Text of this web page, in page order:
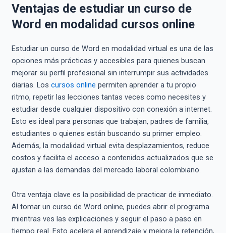
Ventajas de estudiar un curso de
Word en modalidad cursos online
Estudiar un curso de Word en modalidad virtual es una de las
opciones más prácticas y accesibles para quienes buscan
mejorar su perfil profesional sin interrumpir sus actividades
diarias. Los cursos online permiten aprender a tu propio
ritmo, repetir las lecciones tantas veces como necesites y
estudiar desde cualquier dispositivo con conexión a internet.
Esto es ideal para personas que trabajan, padres de familia,
estudiantes o quienes están buscando su primer empleo.
Además, la modalidad virtual evita desplazamientos, reduce
costos y facilita el acceso a contenidos actualizados que se
ajustan a las demandas del mercado laboral colombiano.
Otra ventaja clave es la posibilidad de practicar de inmediato.
Al tomar un curso de Word online, puedes abrir el programa
mientras ves las explicaciones y seguir el paso a paso en
tiempo real. Esto acelera el aprendizaje y mejora la retención,